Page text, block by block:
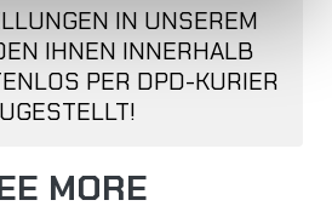
IN UNSEREM
IHNEN INNERHALB
PER DPD-KURIER
MORE